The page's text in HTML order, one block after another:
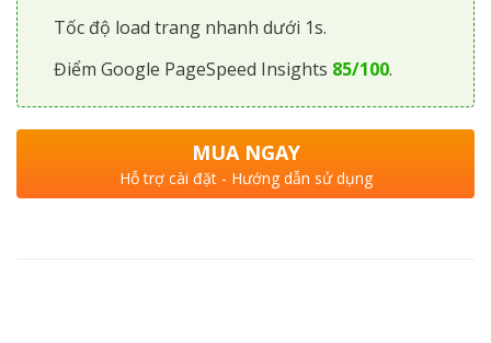
Tốc độ load trang nhanh dưới 1s.
Điểm Google PageSpeed Insights 85/100.
MUA NGAY
Hỗ trợ cài đặt - Hướng dẫn sử dụng